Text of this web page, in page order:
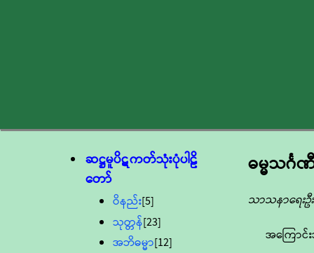
ဆဋ္ဌမူပိဋကတ်သုံးပုံပါဠိ
တော်
ဝိနည်း[5]
သုတ္တန်[23]
အဘိဓမ္မာ[12]
ဓမ္မသင်္ဂ
သာသနာရေးဦ
အကြောင်